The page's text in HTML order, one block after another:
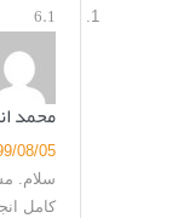
6.1
محمد
99/08/05 در
سلام.
کامل